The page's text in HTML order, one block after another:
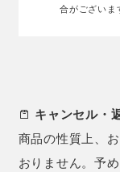
合がございま
キャンセル・
商品の性質上、
おりません。予